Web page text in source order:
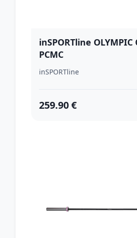
inSPORTline OLYMPIC
PCMC
inSPORTline
259.90 €